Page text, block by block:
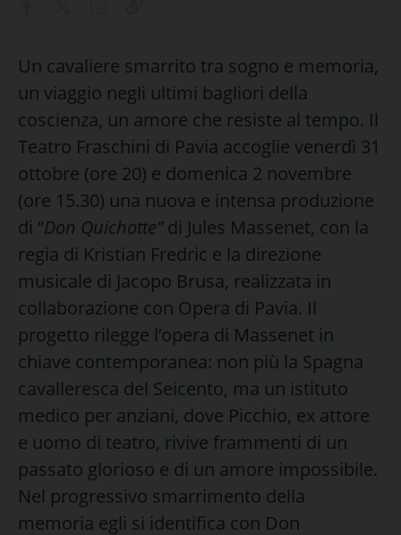
Un cavaliere smarrito tra sogno e memoria,
un viaggio negli ultimi bagliori della
coscienza, un amore che resiste al tempo. Il
Teatro Fraschini di Pavia accoglie venerdì 31
ottobre (ore 20) e domenica 2 novembre
(ore 15.30) una nuova e intensa produzione
di “Don Quichotte”di Jules Massenet, con la
regia di Kristian Fredric e la direzione
musicale di Jacopo Brusa, realizzata in
collaborazione con Opera di Pavia. Il
progetto rilegge l’opera di Massenet in
chiave contemporanea: non più la Spagna
cavalleresca del Seicento, ma un istituto
medico per anziani, dove Picchio, ex attore
e uomo di teatro, rivive frammenti di un
passato glorioso e di un amore impossibile.
Nel progressivo smarrimento della
memoria egli si identifica con Don